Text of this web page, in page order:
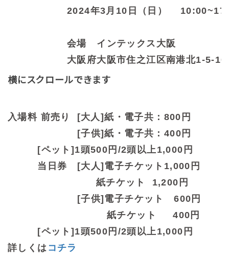
2024年3月10日（日）
会場 インテックス大阪
大阪府大阪市住之江区南港北1-5-10
横にスクロールできます
入場料 前売り [大人]紙・電子共：800円
[子供]紙・電子共：400円
[ペット]1頭500円/2頭以上1,000円
当日券 [大人]電子チケット1,000円
紙チケット 1,200円
[子供]電子チケット 600円
紙チケット 400円
[ペット]1頭500円/2頭以上1,000円
詳しくは コチラ